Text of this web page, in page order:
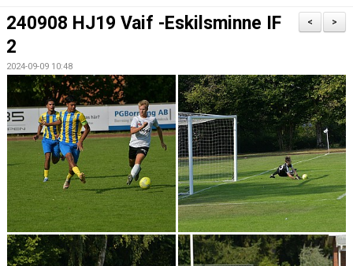
TRUPPEN
KONTAKT
>
<
240908 HJ19 Vaif -Eskilsminne IF
2
2024-09-09 10:48